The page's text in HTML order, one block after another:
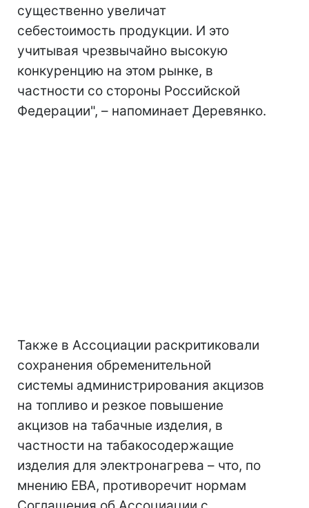
существенно увеличат
себестоимость продукции. И это
учитывая чрезвычайно высокую
конкуренцию на этом рынке, в
частности со стороны Российской
Федерации", – напоминает Деревянко.
Также в Ассоциации раскритиковали
сохранения обременительной
системы администрирования акцизов
на топливо и резкое повышение
акцизов на табачные изделия, в
частности на табакосодержащие
изделия для электронагрева – что, по
мнению ЕВА, противоречит нормам